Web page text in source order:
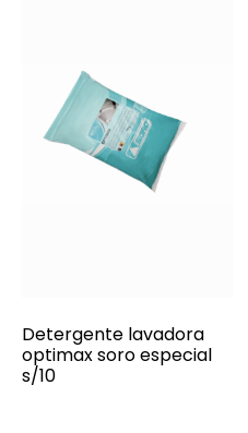
Detergente lavadora
optimax soro especial
s/10